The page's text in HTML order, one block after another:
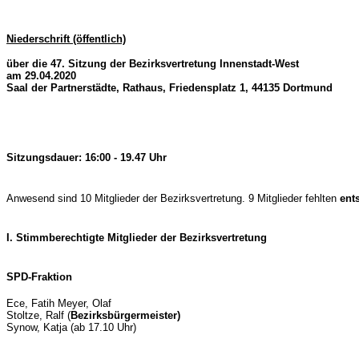
Niederschrift (öffentlich)
über die 47. Sitzung der Bezirksvertretung Innenstadt-West
am 29.04.2020
Saal der Partnerstädte, Rathaus, Friedensplatz 1, 44135 Dortmund
Sitzungsdauer: 16:00 - 19.47 Uhr
Anwesend sind 10 Mitglieder der Bezirksvertretung. 9 Mitglieder fehlten
I. Stimmberechtigte Mitglieder der Bezirksvertretung
SPD-Fraktion
Ece, Fatih Meyer, Olaf
Stoltze, Ralf (Bezirksbürgermeister)
Synow, Katja (ab 17.10 Uhr)